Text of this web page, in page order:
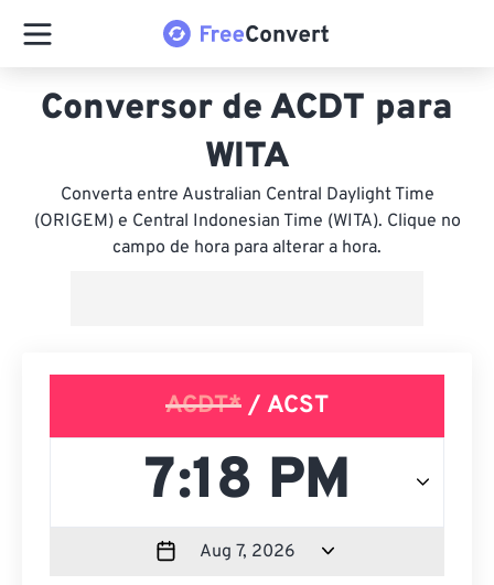
Conversor de ACDT para
WITA
Converta entre Australian Central Daylight Time
(ORIGEM) e Central Indonesian Time (WITA). Clique no
campo de hora para alterar a hora.
ACDT* / ACST